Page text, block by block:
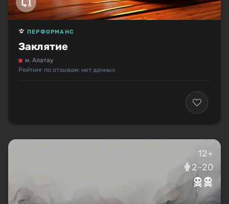
Заклятие
ПЕРФОРМАНС
м. Алатау
Рейтинг по отзывам: нет данных
12+
2–20